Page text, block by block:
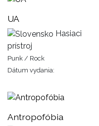
UA
Hasiaci
prístroj
Punk / Rock
Dátum vydania:
Antropofóbia